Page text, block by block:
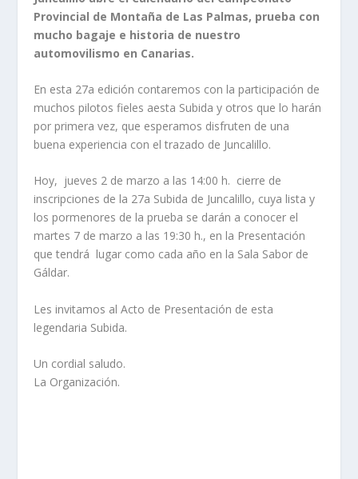
Provincial de Montaña de Las Palmas, prueba con
mucho bagaje e historia de nuestro
automovilismo en Canarias.
En esta 27a edición contaremos con la participación de
muchos pilotos fieles aesta Subida y otros que lo harán
por primera vez, que esperamos disfruten de una
buena experiencia con el trazado de Juncalillo.
Hoy, jueves 2 de marzo a las 14:00 h. cierre de
inscripciones de la 27a Subida de Juncalillo, cuya lista y
los pormenores de la prueba se darán a conocer el
martes 7 de marzo a las 19:30 h., en la Presentación
que tendrá lugar como cada año en la Sala Sabor de
Gáldar.
Les invitamos al Acto de Presentación de esta
legendaria Subida.
Un cordial saludo.
La Organización.